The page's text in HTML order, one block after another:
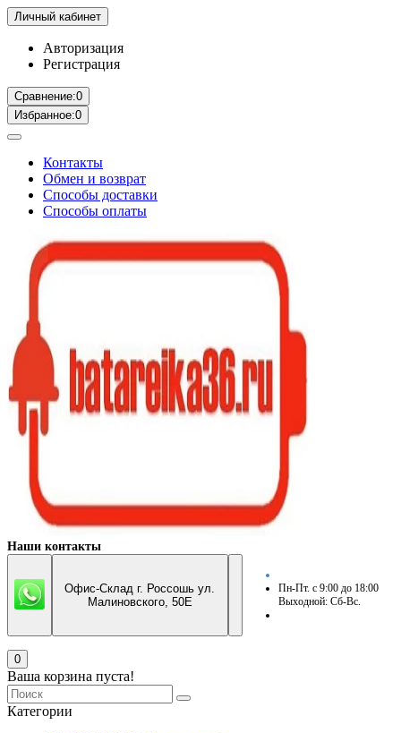
Личный кабинет
Авторизация
Регистрация
Сравнение:0
Избранное:0
Контакты
Обмен и возврат
Способы доставки
Способы оплаты
Наши контакты
Офис-Склад г. Россошь ул.
Малиновского, 50Е
Пн-Пт. с 9:00 до 18:00
Выходной: Сб-Вс.
0
Ваша корзина пуста!
Категории